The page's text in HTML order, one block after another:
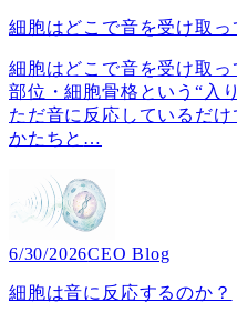
細胞はどこで音を受け取っ
細胞はどこで音を受け取
部位・細胞骨格という“入
ただ音に反応しているだ
かたちと …
6/30/2026CEO Blog
細胞は音に反応するのか？